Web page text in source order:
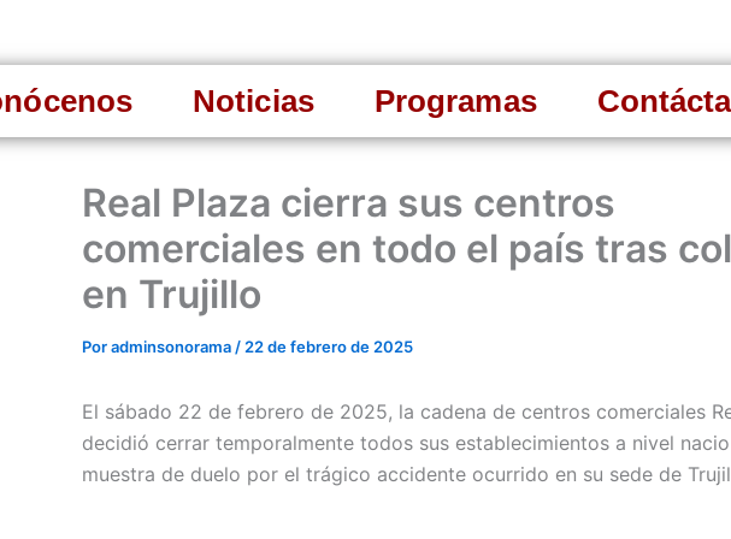
Noticias Programas
Real Plaza cierra sus centros
comerciales en todo el país tras
en Trujillo
Poradminsonorama / 22 de febrero de 2025
El sábado 22 de febrero de 2025, la cadena de centros comerciales
decidió cerrar temporalmente todos sus establecimientos a nivel
muestra de duelo por el trágico accidente ocurrido en su sede de